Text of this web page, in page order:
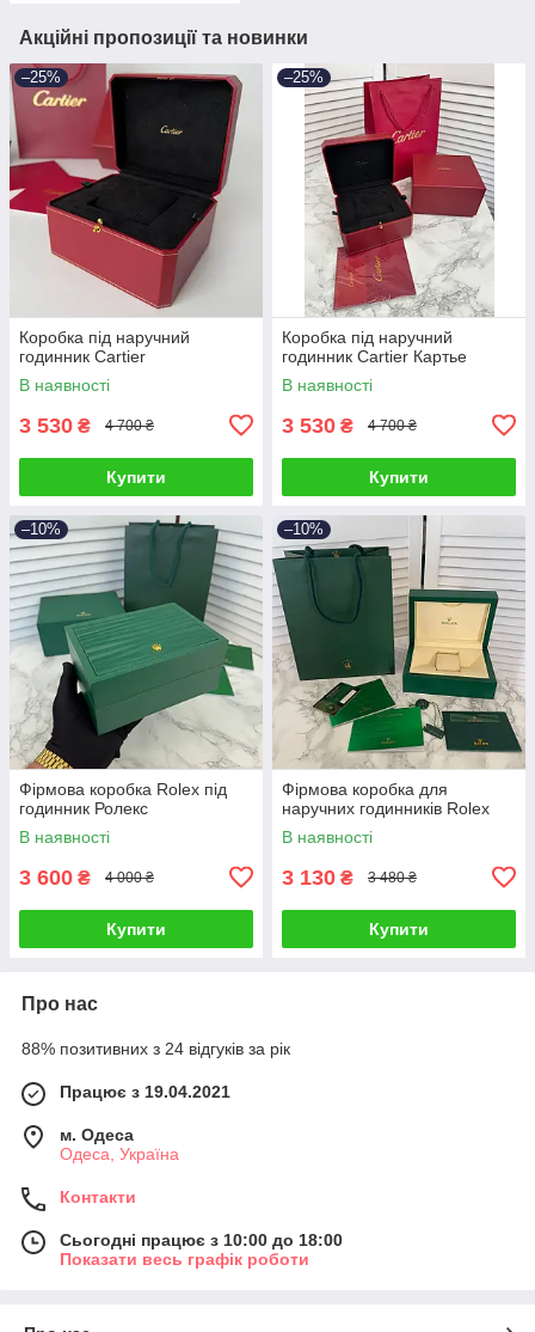
Акційні пропозиції та новинки
–25%
Коробка під наручний
годинник Cartier
В наявності
3 530 ₴ 4 700 ₴
Купити
–25%
Коробка під наручний
годинник Cartier Картье
В наявності
3 530 ₴ 4 700 ₴
Купити
–10%
Фірмова коробка Rolex під
годинник Ролекс
В наявності
3 600 ₴ 4 000 ₴
Купити
–10%
Фірмова коробка для
наручних годинників Rolex
В наявності
3 130 ₴ 3 480 ₴
Купити
Про нас
88% позитивних з 24 відгуків за рік
Працює з 19.04.2021
м. Одеса
Одеса, Україна
Контакти
Сьогодні працює з 10:00 до 18:00
Показати весь графік роботи